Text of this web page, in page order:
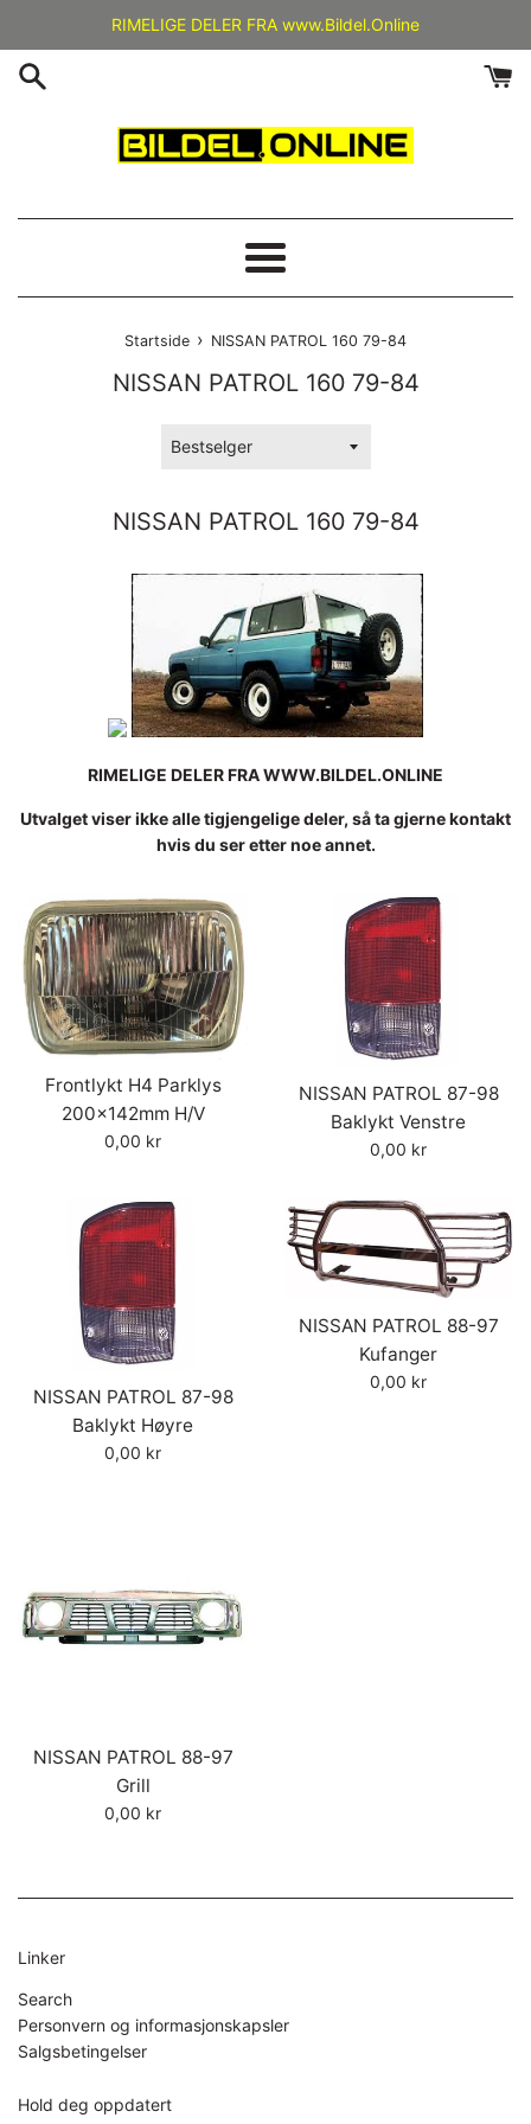
innholdet
RIMELIGE DELER FRA www.Bildel.Online
Meny
Startside › NISSAN PATROL 160 79-84
NISSAN PATROL 160 79-84
Sorter
NISSAN PATROL 160 79-84
RIMELIGE DELER FRA WWW.BILDEL.ONLINE
Utvalget viser ikke alle tigjengelige deler, så ta gjerne kontakt
hvis du ser etter noe annet.
Frontlykt H4 Parklys
200x142mm H/V
Vanlig
0,00 kr
NISSAN PATROL 87-98
Baklykt Venstre
Vanlig
0,00 kr
NISSAN PATROL 87-98
Baklykt Høyre
Vanlig
0,00 kr
NISSAN PATROL 88-97
Kufanger
Vanlig
0,00 kr
NISSAN PATROL 88-97
Grill
Vanlig
0,00 kr
Linker
Search
Personvern og informasjonskapsler
Salgsbetingelser
Hold deg oppdatert